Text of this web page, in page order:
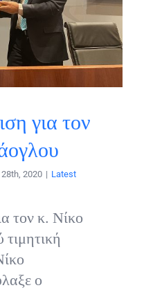
για τον
28th, 2020 | Latest
τον κ. Νίκο
ο